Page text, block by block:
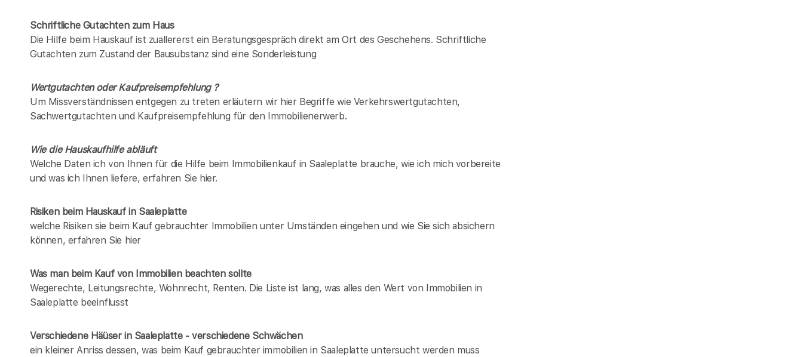
Schriftliche Gutachten zum Haus
Die Hilfe beim Hauskauf ist zuallererst ein Beratungsgespräch direkt am Ort des Geschehens. Schriftliche
Gutachten zum Zustand der Bausubstanz sind eine Sonderleistung
Wertgutachten oder Kaufpreisempfehlung ?
Um Missverständnissen entgegen zu treten erläutern wir hier Begriffe wie Verkehrswertgutachten,
Sachwertgutachten und Kaufpreisempfehlung für den Immobilienerwerb.
Wie die Hauskaufhilfe abläuft
Welche Daten ich von Ihnen für die Hilfe beim Immobilienkauf in Saaleplatte brauche, wie ich mich vorbereite
und was ich Ihnen liefere, erfahren Sie hier.
Risiken beim Hauskaufin Saaleplatte
welche Risiken sie beim Kauf gebrauchter Immobilien unter Umständen eingehen und wie Sie sich absichern
können, erfahren Sie hier
Was man beim Kauf von Immobilien beachten sollte
Wegerechte, Leitungsrechte, Wohnrecht, Renten. Die Liste ist lang, was alles den Wert von Immobilien in
Saaleplatte beeinflusst
Verschiedene Häüser in Saaleplatte - verschiedene Schwächen
ein kleiner Anriss dessen, was beim Kauf gebrauchter immobilien in Saaleplatte untersucht werden muss